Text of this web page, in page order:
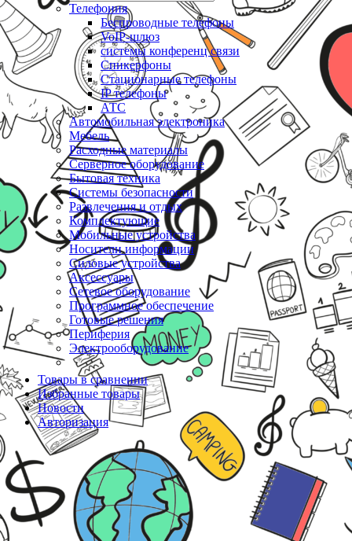
Телефония
Беспроводные телефоны
VoIP-шлюз
системы конференц связи
Спикерфоны
Стационарные телефоны
IP телефоны
АТС
Автомобильная электроника
Мебель
Расходные материалы
Серверное оборудование
Бытовая техника
Системы безопасности
Развлечения и отдых
Комплектующие
Мобильные устройства
Носители информации
Силовые устройства
Аксессуары
Сетевое оборудование
Программное обеспечение
Готовые решения
Периферия
Электрооборудование
Товары в сравнении
Избранные товары
Новости
Авторизация